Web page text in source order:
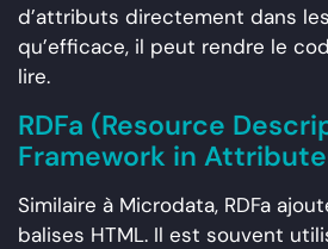
d’attributs directement dans
qu’efficace, il peut rendre le
lire.
RDFa (Resource
Framework in
Similaire à Microdata, RDFa
balises HTML. Il est souvent